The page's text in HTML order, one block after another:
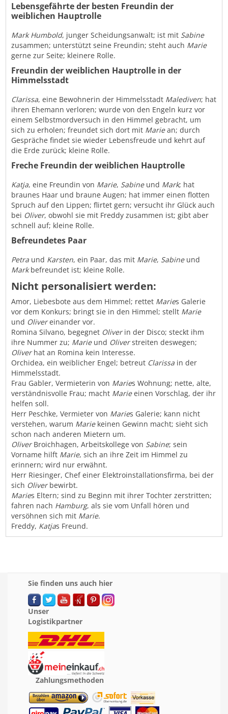
Lebensgefährte der besten Freundin der
weiblichen Hauptrolle
Mark Humbold, junger Scheidungsanwalt; ist mit Sabine
zusammen; unterstützt seine Freundin; steht auch Marie
gerne zur Seite; kleinere Rolle.
Freundin der weiblichen Hauptrolle in der
Himmelsstadt
Clarissa, eine Bewohnerin der Himmelsstadt Malediven; hat
ihren Ehemann verloren; wurde von den Engeln kurz vor
einem Selbstmordversuch in den Himmel gebracht, um
sich zu erholen; freundet sich dort mit Mariean; durch
Gespräche findet sie wieder Lebensfreude und kehrt auf
die Erde zurück; kleine Rolle.
Freche Freundin der weiblichen Hauptrolle
Katja, eine Freundin von Marie, Sabineund Mark; hat
braunes Haar und braune Augen; hat immer einen flotten
Spruch auf den Lippen; flirtet gern; versucht ihr Glück auch
bei Oliver, obwohl sie mit Freddy zusammen ist; gibt aber
schnell auf; kleine Rolle.
Befreundetes Paar
Petra und Karsten, ein Paar, das mit Marie, Sabineund
Markbefreundet ist; kleine Rolle.
Nicht personalisiert werden:
Amor, Liebesbote aus dem Himmel; rettet Maries Galerie
vor dem Konkurs; bringt sie in den Himmel; stellt Marie
und Olivereinander vor.
Romina Silvano, begegnet Oliverin der Disco; steckt ihm
ihre Nummer zu; Marieund Oliverstreiten deswegen;
Oliverhat an Romina kein Interesse.
Orchidea, ein weiblicher Engel; betreut Clarissa in der
Himmelsstadt.
Frau Gabler, Vermieterin von Maries Wohnung; nette, alte,
verständnisvolle Frau; macht Marieeinen Vorschlag, der ihr
helfen soll.
Herr Peschke, Vermieter von Maries Galerie; kann nicht
verstehen, warum Mariekeinen Gewinn macht; sieht sich
schon nach anderen Mietern um.
OliverBroichhagen, Arbeitskollege von Sabine; sein
Vorname hilft Marie, sich an ihre Zeit im Himmel zu
erinnern; wird nur erwähnt.
Herr Riesinger, Chef einer Elektroinstallationsfirma, bei der
sich Oliverbewirbt.
Maries Eltern; sind zu Beginn mit ihrer Tochter zerstritten;
fahren nach Hamburg, als sie vom Unfall hören und
versöhnen sich mit Marie.
Freddy, Katjas Freund.
Sie finden uns auch hier
Unser
Logistikpartner
Zahlungsmethoden